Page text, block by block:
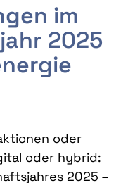
im
2025
oder
oder hybrid:
2025 –